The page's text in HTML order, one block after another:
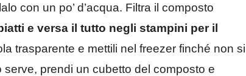
con un po’ d’acqua. Filtra il composto
e versa il tutto negli stampini per il
trasparente e mettili nel freezer finché non si
prendi un cubetto del composto e